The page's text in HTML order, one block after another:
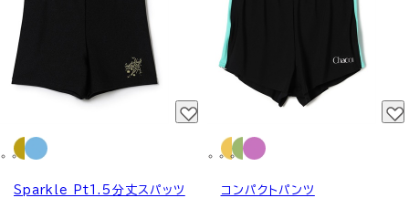
Sparkle Pt1.5分丈スパッツ コンパクトパンツ